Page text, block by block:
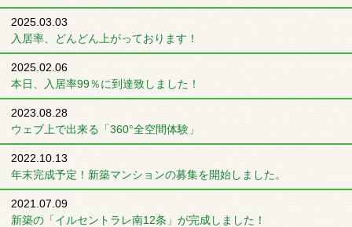
2025.03.03
入居率、どんどん上がっております！
2025.02.06
本日、入居率99％に到達致しました！
2023.08.28
ウェブ上で出来る「360°全空間体験」
2022.10.13
年末完成予定！新築マンションの募集を開始しました。
2021.07.09
新築の「イルセントラレ南12条」が完成しました！